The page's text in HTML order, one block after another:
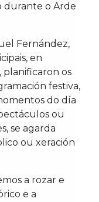
durante o Arde
Fernández,
en
planificaron os
festiva,
do día
ou
se agarda
ou xeración
a rozar e
e a